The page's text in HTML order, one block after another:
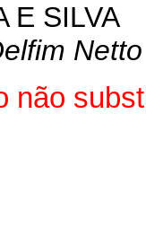
E SILVA
Netto
não